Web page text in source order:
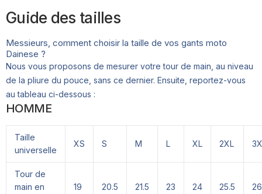
Guide des tailles
Messieurs, comment choisir la taille de vos gants moto
Dainese ?
Nous vous proposons de mesurer votre tour de main, au niveau
de la pliure du pouce, sans ce dernier. Ensuite, reportez-vous
au tableau ci-dessous :
HOMME
Taille
universelle
XS S M L XL 2XL
Tour de
main en
19 20.5 21.5 23 24 25.5